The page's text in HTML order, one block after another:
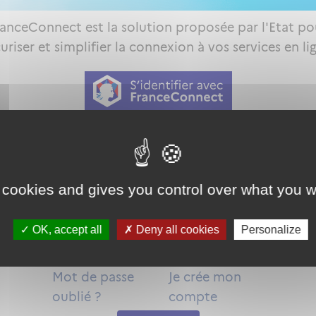
and gives you control over what you
OK, accept all Deny all cookies Personalize
est la solution proposée par l'Etat
et simplifier la connexion à vos services en
ou
Mot de passe
oublié ?
Je crée mon
compte